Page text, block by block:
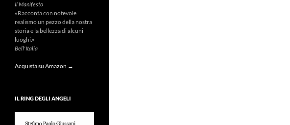
Il Manifesto
«Racconta con notevole
realismo un pezzo della nostra
storia e la bellezza di alcuni
luoghi.»
Bell'Italia
Acquista su Amazon →
IL RING DEGLI ANGELI